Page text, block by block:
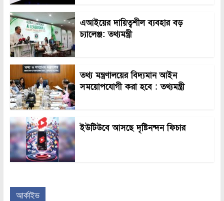
এআইয়ের দায়িত্বশীল ব্যবহার বড়
চ্যালেঞ্জ: তথ্যমন্ত্রী
তথ্য মন্ত্রণালয়ের বিদ্যমান আইন
সময়োপযোগী করা হবে : তথ্যমন্ত্রী
ইউটিউবে আসছে দৃষ্টিনন্দন ফিচার
আর্কাইভ